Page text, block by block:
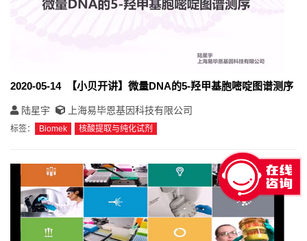
2020-05-14 【小贝开讲】微量DNA的5-羟甲基胞嘧啶图谱测序
陆星宇 上海易毕恩基因科技有限公司
标签： Biomek 核酸提取与纯化试剂